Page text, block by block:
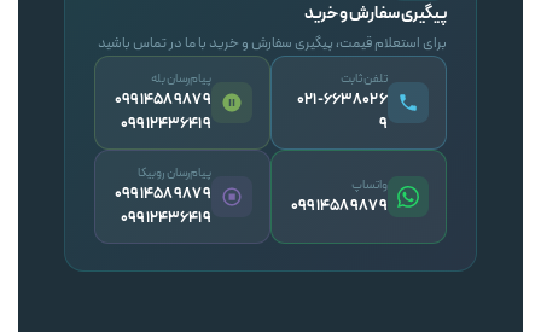
پیگیری سفارش و خرید
برای استعلام قیمت، پیگیری سفارش و خرید با ما در تماس باشید
تلفن ثابت
۰۲۱-۶۶۳۸۰۲۶
۹
پیام‌رسان بله
09914589879
09912436419
واتساپ
09914589879
پیام‌رسان روبیکا
09914589879
09912436419